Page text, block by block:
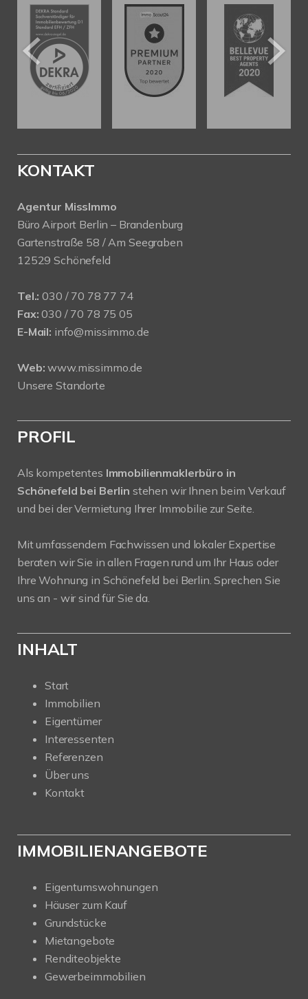
KONTAKT
Agentur MissImmo
Büro Airport Berlin – Brandenburg
Gartenstraße 58 / Am Seegraben
12529 Schönefeld
Tel.: 030 / 70 78 77 74
Fax: 030 / 70 78 75 05
E-Mail: info@missimmo.de
Web: www.missimmo.de
Unsere Standorte
PROFIL
Als kompetentes Immobilienmaklerbüro in
Schönefeld bei Berlin stehen wir Ihnen beim Verkauf
und bei der Vermietung Ihrer Immobilie zur Seite.
Mit umfassendem Fachwissen und lokaler Expertise
beraten wir Sie in allen Fragen rund um Ihr Haus oder
Ihre Wohnung in Schönefeld bei Berlin. Sprechen Sie
uns an - wir sind für Sie da.
INHALT
Start
Immobilien
Eigentümer
Interessenten
Referenzen
Über uns
Kontakt
IMMOBILIENANGEBOTE
Eigentumswohnungen
Häuser zum Kauf
Grundstücke
Mietangebote
Renditeobjekte
Gewerbeimmobilien